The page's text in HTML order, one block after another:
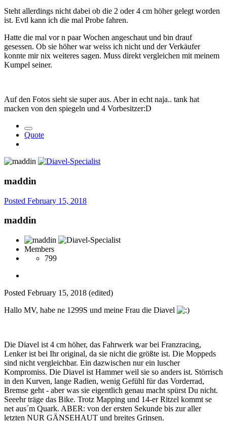
Steht allerdings nicht dabei ob die 2 oder 4 cm höher gelegt worden
ist. Evtl kann ich die mal Probe fahren.
Hatte die mal vor n paar Wochen angeschaut und bin drauf
gesessen. Ob sie höher war weiss ich nicht und der Verkäufer
konnte mir nix weiteres sagen. Muss direkt vergleichen mit meinem
Kumpel seiner.
Auf den Fotos sieht sie super aus. Aber in echt naja.. tank hat
macken von den spiegeln und 4 Vorbesitzer:D
Quote
maddin
Posted February 15, 2018
maddin
Members
799
Posted February 15, 2018 (edited)
Hallo MV, habe ne 1299S und meine Frau die Diavel
Die Diavel ist 4 cm höher, das Fahrwerk war bei Franzracing,
Lenker ist bei Ihr original, da sie nicht die größte ist. Die Moppeds
sind nicht vergleichbar. Ein dazwischen nur ein luscher
Kompromiss. Die Diavel ist Hammer weil sie so anders ist. Störrisch
in den Kurven, lange Radien, wenig Gefühl für das Vorderrad,
Bremse geht - aber was sie eigentlich genau macht spürst Du nicht.
Seeehr träge das Bike. Trotz Mapping und 14-er Ritzel kommt se
net aus´m Quark. ABER: von der ersten Sekunde bis zur aller
letzten NUR GÄNSEHAUT und breites Grinsen.